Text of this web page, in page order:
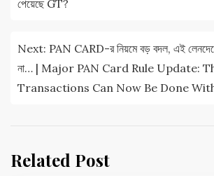
পেয়েছে GT?
Next: PAN CARD-র নিয়মে বড় বদল, এই
না… | Major PAN Card Rule Update:
Transactions Can Now Be Done
Related Post